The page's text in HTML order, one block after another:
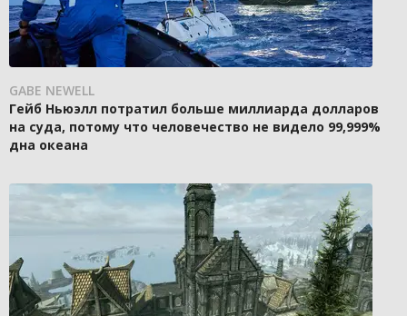
GABE NEWELL
Гейб Ньюэлл потратил больше миллиарда долларов
на суда, потому что человечество не видело 99,999%
дна океана